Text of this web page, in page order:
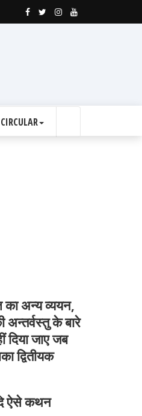
CIRCULAR
का अन्य व्ययन,
अन्तर्वस्तु के बारे
दिया जाए जब
द्वितीयक
ऐसे कथन